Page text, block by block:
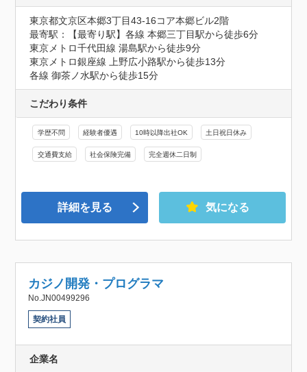
東京都文京区本郷3丁目43-16コア本郷ビル2階
最寄駅：【最寄り駅】各線 本郷三丁目駅から徒歩6分
東京メトロ千代田線 湯島駅から徒歩9分
東京メトロ銀座線 上野広小路駅から徒歩13分
各線 御茶ノ水駅から徒歩15分
こだわり条件
学歴不問 経験者優遇 10時以降出社OK 土日祝日休み
交通費支給 社会保険完備 完全週休二日制
詳細を見る 気になる
カジノ開発・プログラマ
No.JN00499296
契約社員
企業名